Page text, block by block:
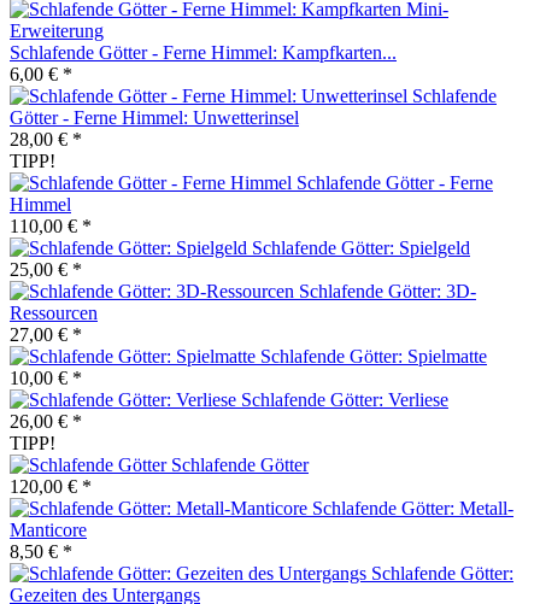
Schlafende Götter - Ferne Himmel: Kampfkarten...
6,00 € *
Schlafende
Götter - Ferne Himmel: Unwetterinsel
28,00 € *
TIPP!
Schlafende Götter - Ferne
Himmel
110,00 € *
Schlafende Götter: Spielgeld
25,00 € *
Schlafende Götter: 3D-
Ressourcen
27,00 € *
Schlafende Götter: Spielmatte
10,00 € *
Schlafende Götter: Verliese
26,00 € *
TIPP!
Schlafende Götter
120,00 € *
Schlafende Götter: Metall-
Manticore
8,50 € *
Schlafende Götter:
Gezeiten des Untergangs